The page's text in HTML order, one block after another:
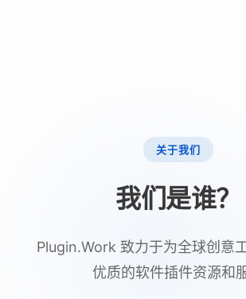
关于我们
我们是谁？
Plugin.Work 致力于为全球创意
优质的软件插件资源和